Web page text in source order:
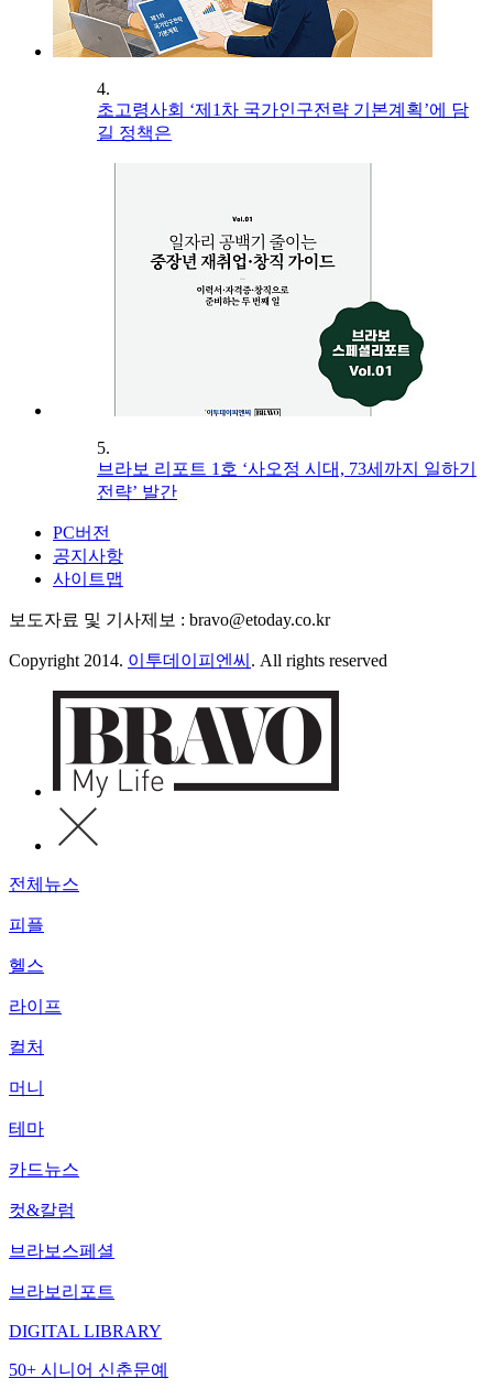
4.
초고령사회 ‘제1차 국가인구전략 기본계획’에 담
길 정책은
5.
브라보 리포트 1호 ‘사오정 시대, 73세까지 일하기
전략’ 발간
PC버전
공지사항
사이트맵
보도자료 및 기사제보 : bravo@etoday.co.kr
Copyright 2014. 이투데이피엔씨 . All rights reserved
전체뉴스
피플
헬스
라이프
컬처
머니
테마
카드뉴스
컷&칼럼
브라보스페셜
브라보리포트
DIGITAL LIBRARY
50+ 시니어 신춘문예